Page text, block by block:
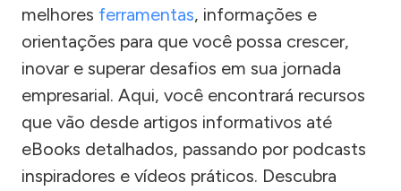
melhores ferramentas, informações e
orientações para que você possa crescer,
inovar e superar desafios em sua jornada
empresarial. Aqui, você encontrará recursos
que vão desde artigos informativos até
eBooks detalhados, passando por podcasts
inspiradores e vídeos práticos. Descubra